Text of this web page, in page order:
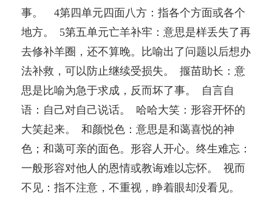
事。 4第四单元四面八方：指各个方面或各个
地方。 5第五单元亡羊补牢：意思是样丢失了再
去修补羊圈，还不算晚。比喻出了问题以后想办
法补救，可以防止继续受损失。 揠苗助长：意
思是比喻为急于求成，反而坏了事。 自言自
语：自己对自己说话。 哈哈大笑：形容开怀的
大笑起来。 和颜悦色：意思是和蔼喜悦的神
色；和蔼可亲的面色。形容人开心。终生难忘：
一般形容对他人的恩情或教诲难以忘怀。 视而
不见：指不注意，不重视，睁着眼却没看见。